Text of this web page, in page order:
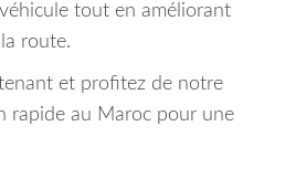
tout en améliorant
route.
et profitez de notre
rapide au Maroc pour une